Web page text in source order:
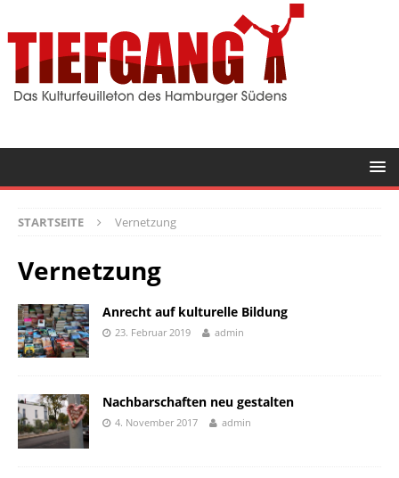
STARTSEITE Vernetzung
Vernetzung
Anrecht auf kulturelle Bildung
23. Februar 2019 admin
Nachbarschaften neu gestalten
4. November 2017 admin